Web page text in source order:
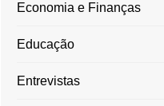
Economia e Finanças
Educação
Entrevistas